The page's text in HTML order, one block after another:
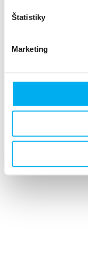
Štatistiky
Marketing